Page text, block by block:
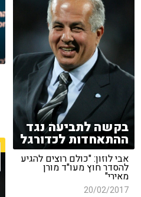
בקשה לתביעה נגד
ההתאחדות לכדורגל
אבי לוזון: "כולם רוצים להגיע
להסדר חוץ מעו"ד מורן
מאירי"
20/02/2017